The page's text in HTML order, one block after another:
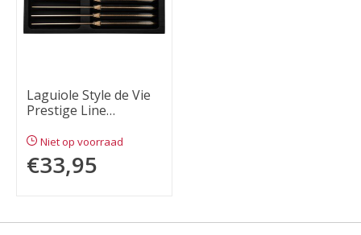
Laguiole Style de Vie
Prestige Line
delig koper
Niet op voorraad
€33,95